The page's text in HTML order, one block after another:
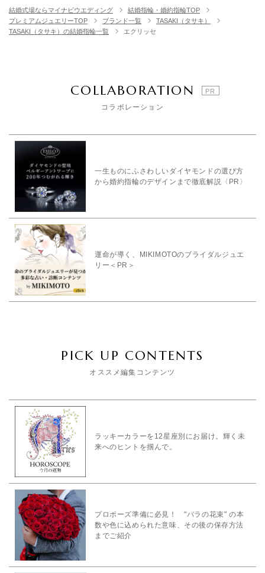
結婚式場ならマイナビウエディング
結婚指輪・婚約指輪TOP
プレミアムジュエリーTOP
ブランド一覧
TASAKI（タサキ）
TASAKI（タサキ）の結婚指輪一覧
エクリッセ
COLLABORATION
コラボレーション
一生ものにふさわしいダイヤモンドの選び方
から婚約指輪のデザインまで徹底解説〈PR〉
運命が導く、MIKIMOTOのブライダルジュエ
リー＜PR＞
PICK UP CONTENTS
オススメ編集コンテンツ
ラッキーカラーを12星座別にお届け。輝く未
来へのヒントを掴んで。
プロポーズ準備に必見！ "バラの花束" の本
数や色に込められた意味、その後の保存方法
までご紹介